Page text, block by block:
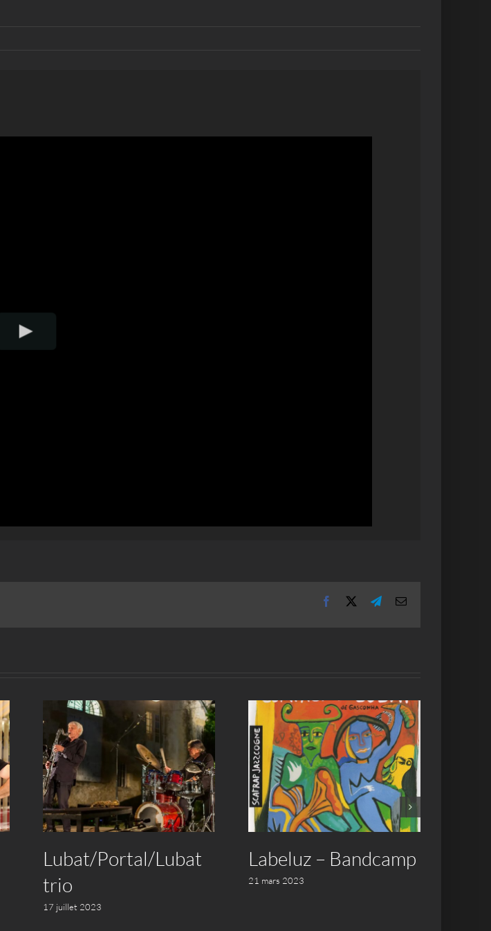
Facebook TelegramEmail
Lubat/Portal/Lubat
trio
17 juillet 2023
Labeluz – Bandcamp
21 mars 2023